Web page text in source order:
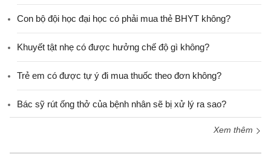
Con bộ đội học đại học có phải mua thẻ BHYT không?
Khuyết tật nhẹ có được hưởng chế độ gì không?
Trẻ em có được tự ý đi mua thuốc theo đơn không?
Bác sỹ rút ống thở của bệnh nhân sẽ bị xử lý ra sao?
Xem thêm